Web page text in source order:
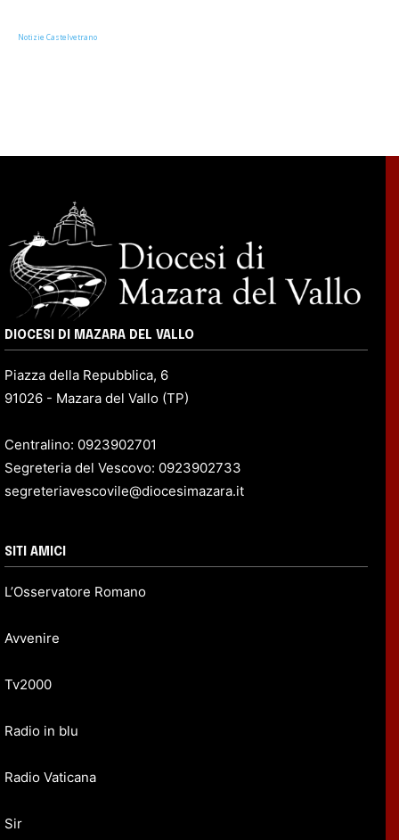
Notizie Castelvetrano
DIOCESI DI MAZARA DEL VALLO
Piazza della Repubblica, 6
91026 - Mazara del Vallo (TP)
Centralino: 0923902701
Segreteria del Vescovo: 0923902733
segreteriavescovile@diocesimazara.it
SITI AMICI
L’Osservatore Romano
Avvenire
Tv2000
Radio in blu
Radio Vaticana
Sir